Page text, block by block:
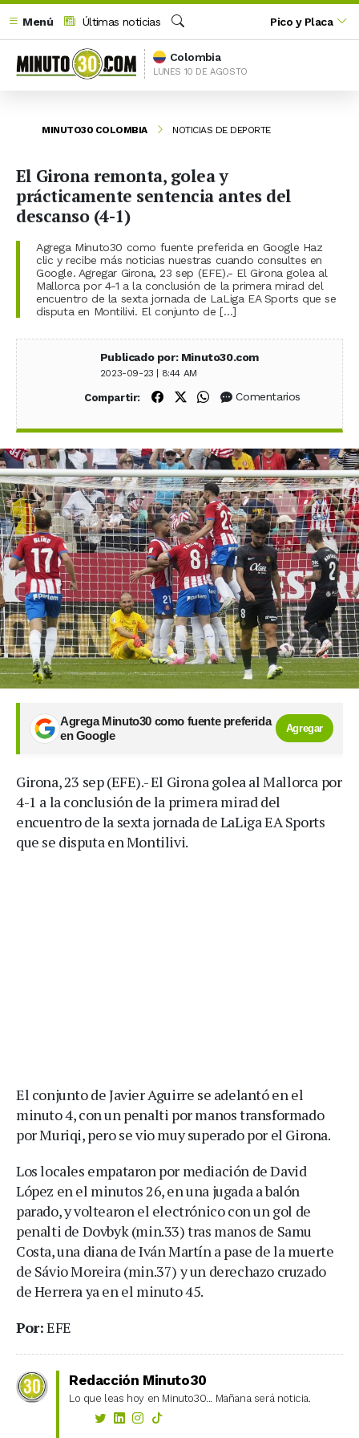
Menú
Últimas noticias
Buscar
Pico y Placa
Colombia
LUNES 10 DE AGOSTO
MINUTO30 COLOMBIA NOTICIAS DE DEPORTE
El Girona remonta, golea y
prácticamente sentencia antes del
descanso (4-1)
Agrega Minuto30 como fuente preferida en Google Haz
clic y recibe más noticias nuestras cuando consultes en
Google. Agregar Girona, 23 sep (EFE).- El Girona golea al
Mallorca por 4-1 a la conclusión de la primera mirad del
encuentro de la sexta jornada de LaLiga EA Sports que se
disputa en Montilivi. El conjunto de […]
Publicado por: Minuto30.com
2023-09-23 | 8:44 AM
Compartir: Compartir en Facebook
Compartir en X (Twitter)
Compartir en WhatsApp
Comentarios
Agrega Minuto30 como fuente preferida
en Google
Agregar
Girona, 23 sep (EFE).- El Girona golea al Mallorca por
4-1 a la conclusión de la primera mirad del
encuentro de la sexta jornada de LaLiga EA Sports
que se disputa en Montilivi.
El conjunto de Javier Aguirre se adelantó en el
minuto 4, con un penalti por manos transformado
por Muriqi, pero se vio muy superado por el Girona.
Los locales empataron por mediación de David
López en el minutos 26, en una jugada a balón
parado, y voltearon el electrónico con un gol de
penalti de Dovbyk (min.33) tras manos de Samu
Costa, una diana de Iván Martín a pase de la muerte
de Sávio Moreira (min.37) y un derechazo cruzado
de Herrera ya en el minuto 45.
Por:EFE
Redacción Minuto30
Lo que leas hoy en Minuto30... Mañana será noticia.